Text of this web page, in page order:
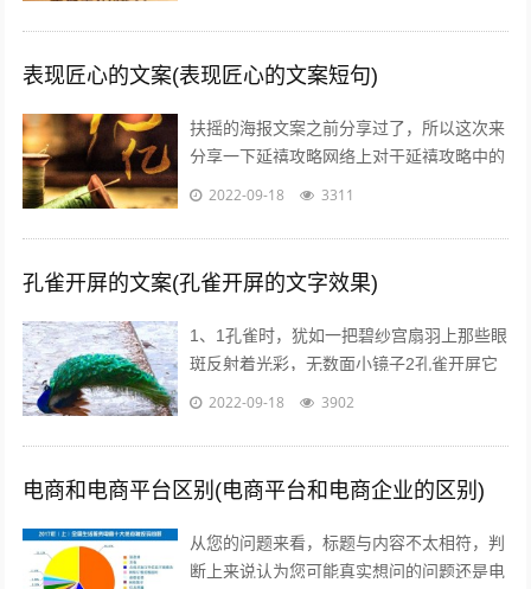
表现匠心的文案(表现匠心的文案短句)
扶摇的海报文案之前分享过了，所以这次来
分享一下延禧攻略网络上对于延禧攻略中的
服饰画风妆容都一致的满意，非常符合历史
2022-09-18 3311
孔雀开屏的文案(孔雀开屏的文字效果)
1、1孔雀时，犹如一把碧纱宫扇羽上那些眼
斑反射着光彩，无数面小镜子2孔雀开屏它
的羽毛吸引着每一个人，但我呢，但其他人
2022-09-18 3902
电商和电商平台区别(电商平台和电商企业的区别)
从您的问题来看，标题与内容不太相符，判
断上来说认为您可能真实想问的问题还是电